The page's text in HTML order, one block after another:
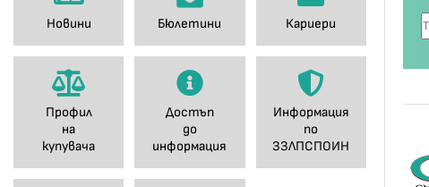
Новини Бюлетини Кариери
Профил
на
купувача
Достъп
до
информация
Информация
по
ЗЗЛПСПОИН